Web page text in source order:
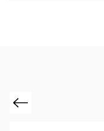
Previous